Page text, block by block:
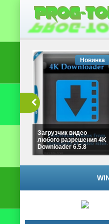
Загрузчик видео
любого разрешения 4K
Downloader 6.5.8
Новинка